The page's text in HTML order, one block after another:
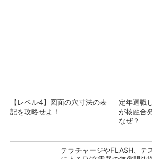
【レベル4】図面の穴寸法の表
記を攻略せよ！
定年退職
が核融合
なぜ？
テラチャージやFLASH、